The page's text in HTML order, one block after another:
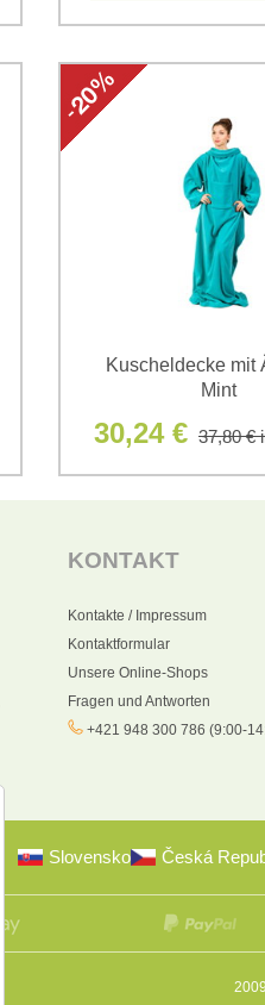
Kuscheldecke mit
Mint
30,24 € 37,80 €
KONTAKT
Kontakte / Impressum
Kontaktformular
Unsere Online-Shops
Fragen und Antworten
+421 948 300 786 (9:00-
Slovensko Česká